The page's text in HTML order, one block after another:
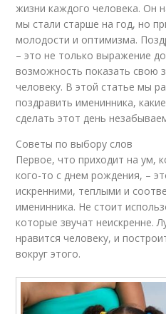
жизни каждого человека. Он
мы стали старше на год, но
молодости и оптимизма.
– это не только выражение
возможность показать свою
человеку. В этой статье мы
поздравить именинника,
сделать этот день
Советы по выбору слов
Первое, что приходит на ум,
кого-то с днем рождения, –
искренними, теплыми и
именинника. Не стоит
которые звучат неискренне.
нравится человеку, и
вокруг этого.